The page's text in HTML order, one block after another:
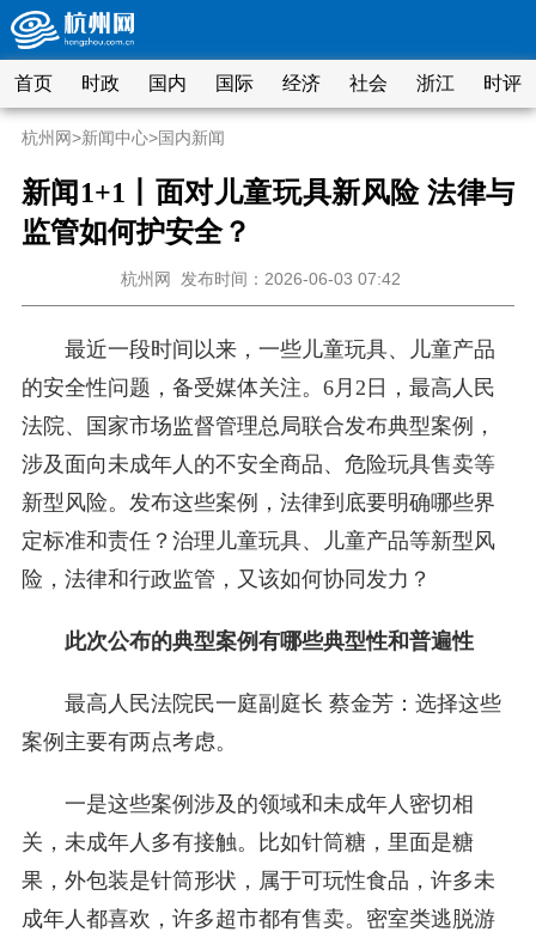
首页 时政 国内 国际 经济 社会 浙江 时评
杭州网>新闻中心>国内新闻
新闻1+1丨面对儿童玩具新风险 法律与
监管如何护安全？
杭州网 发布时间：2026-06-03 07:42
最近一段时间以来，一些儿童玩具、儿童产品
的安全性问题，备受媒体关注。6月2日，最高人民
法院、国家市场监督管理总局联合发布典型案例，
涉及面向未成年人的不安全商品、危险玩具售卖等
新型风险。发布这些案例，法律到底要明确哪些界
定标准和责任？治理儿童玩具、儿童产品等新型风
险，法律和行政监管，又该如何协同发力？
此次公布的典型案例有哪些典型性和普遍性
最高人民法院民一庭副庭长 蔡金芳：选择这些
案例主要有两点考虑。
一是这些案例涉及的领域和未成年人密切相
关，未成年人多有接触。比如针筒糖，里面是糖
果，外包装是针筒形状，属于可玩性食品，许多未
成年人都喜欢，许多超市都有售卖。密室类逃脱游